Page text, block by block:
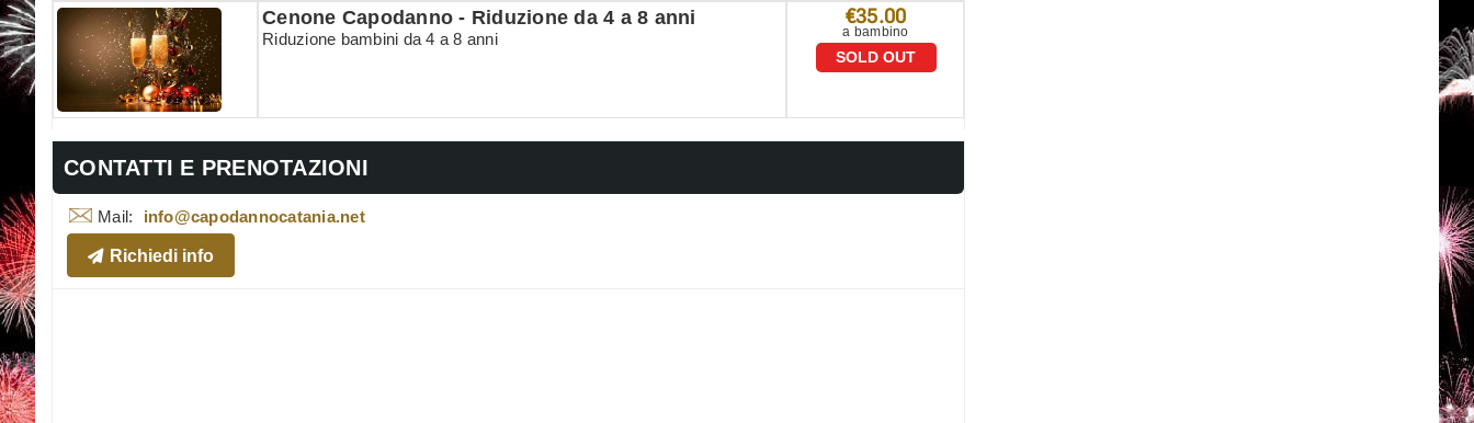
Cenone Capodanno - Riduzione da 4 a 8 anni
Riduzione bambini da 4 a 8 anni
€35.00
a bambino
SOLD OUT
CONTATTI E PRENOTAZIONI
Mail: info@capodannocatania.net
Richiedi info